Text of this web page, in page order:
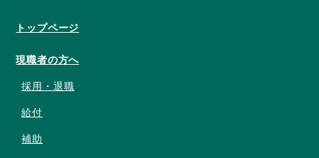
トップページ
現職者の方へ
採用・退職
給付
補助